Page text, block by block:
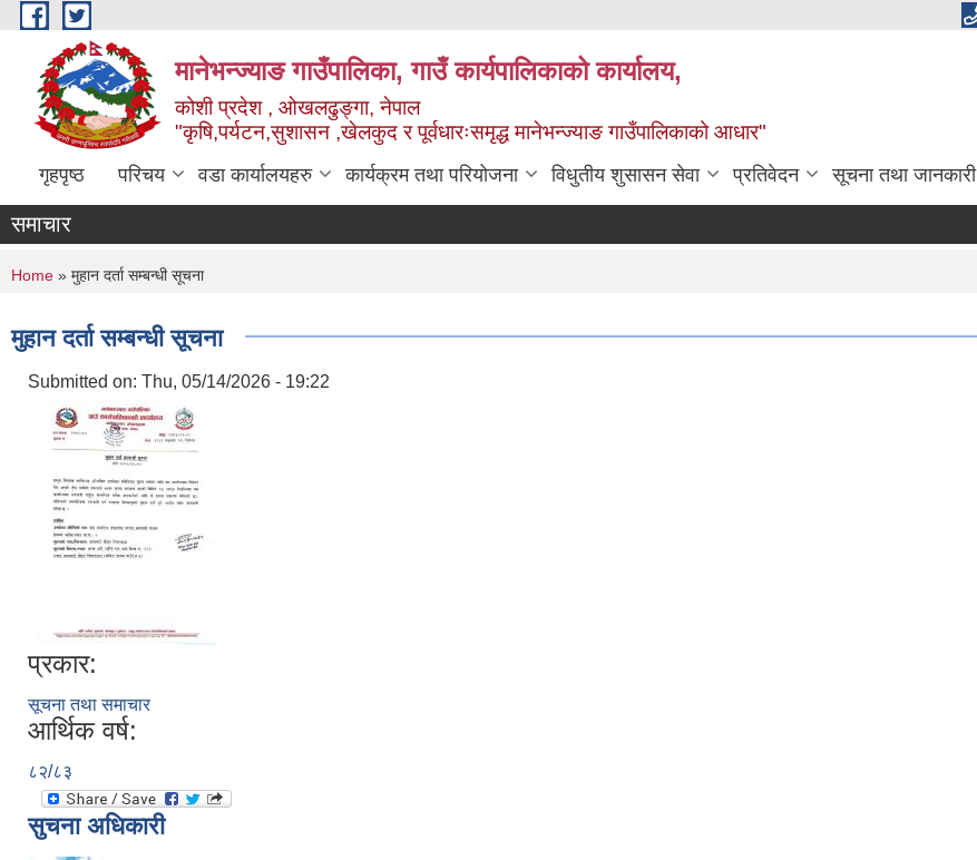
Skip to main content
मानेभन्ज्याङ गाउँपालिका, गाउँ कार्यपालिकाको कार्यालय,
कोशी प्रदेश , ओखलढुङ्गा, नेपाल
"कृषि,पर्यटन,सुशासन ,खेलकुद र पूर्वधारःसमृद्ध मानेभन्ज्याङ गाउँपालिकाको आधार"
गृहपृष्ठ परिचय वडा कार्यालयहरु कार्यक्रम तथा परियोजना विधुतीय शुसासन सेवा प्रतिवेदन सूचना तथा जानकारी
समाचार
You are here
Home » मुहान दर्ता सम्बन्धी सूचना
मुहान दर्ता सम्बन्धी सूचना
Submitted on: Thu, 05/14/2026 - 19:22
प्रकार:
सूचना तथा समाचार
आर्थिक वर्ष:
८२/८३
सुचना अधिकारी